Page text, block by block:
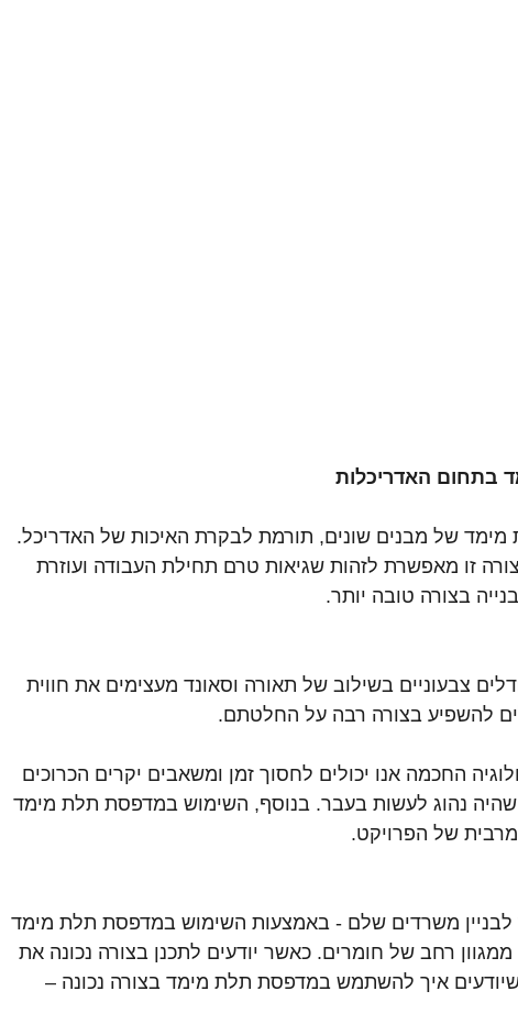
בתחום האדריכלות
של מבנים שונים, תורמת לבקרת האיכות של האדריכל.
זו מאפשרת לזהות שגיאות טרם תחילת העבודה ועוזרת
בצורה טובה יותר.
צבעוניים בשילוב של תאורה וסאונד מעצימים את חווית
להשפיע בצורה רבה על החלטתם.
החכמה אנו יכולים לחסוך זמן ומשאבים יקרים הכרוכים
שהיה נהוג לעשות בעבר. בנוסף, השימוש במדפסת תלת מימד
מרבית של הפרויקט.
משרדים שלם - באמצעות השימוש במדפסת תלת מימד
רחב של חומרים. כאשר יודעים לתכנן בצורה נכונה את
איך להשתמש במדפסת תלת מימד בצורה נכונה –